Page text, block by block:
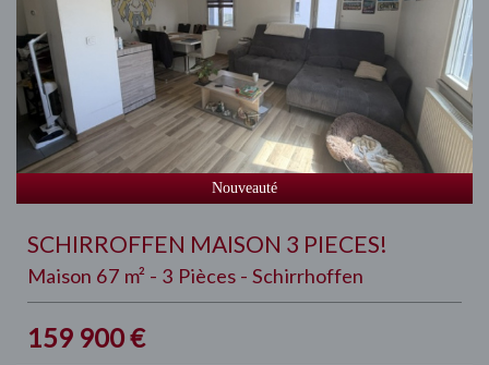
Nouveauté
SCHIRROFFEN MAISON 3 PIECES!
Maison 67 m² - 3 Pièces - Schirrhoffen
159 900€